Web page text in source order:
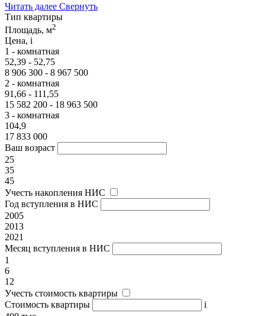
Читать далее Свернуть
Тип квартиры
Площадь, м2
Цена, i
1 - комнатная
52,39 - 52,75
8 906 300 - 8 967 500
2 - комнатная
91,66 - 111,55
15 582 200 - 18 963 500
3 - комнатная
104,9
17 833 000
Ваш возраст
25
35
45
Учесть накопления НИС
Год вступления в НИС
2005
2013
2021
Месяц вступления в НИС
1
6
12
Учесть стоимость квартиры
Стоимость квартиры
i